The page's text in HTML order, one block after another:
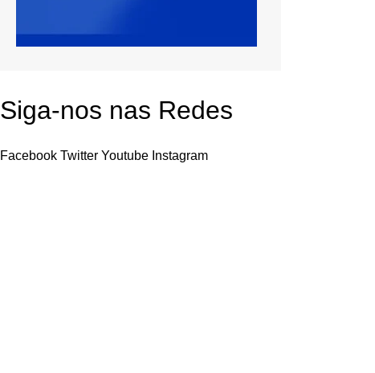
Siga-nos nas Redes
Facebook Twitter Youtube Instagram